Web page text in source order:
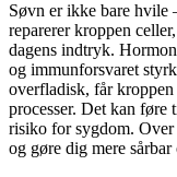
Søvn er ikke bare hvile
reparerer kroppen
dagens indtryk.
og immunforsvaret
overfladisk, får
processer. Det kan føre
risiko for sygdom. Over
og gøre dig mere sårbar